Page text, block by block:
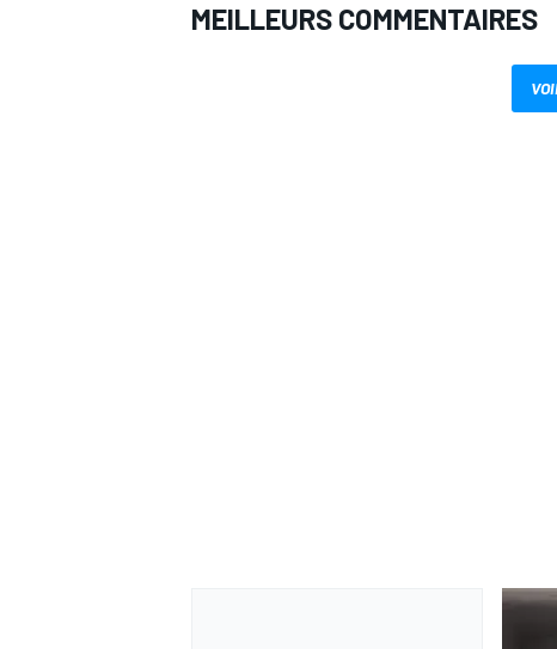
MEILLEURS COMMENTAIRES